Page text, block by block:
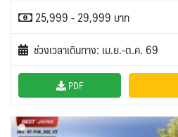
25,999 - 29,999 บาท
ช่วงเวลาเดินทาง: เม.ย.-ต.ค. 69
PDF